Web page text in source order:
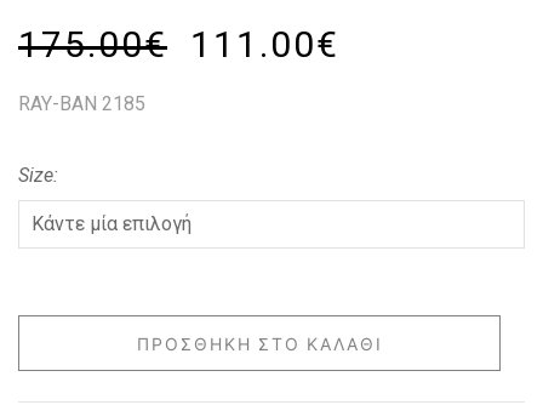
175.00€ 111.00€
RAY-BAN 2185
Size
ΠΡΟΣΘΉΚΗ ΣΤΟ ΚΑΛΆΘΙ